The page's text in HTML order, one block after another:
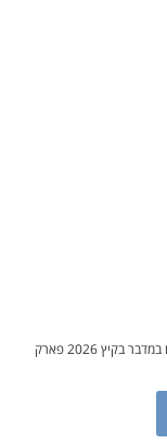
אקסטרים ומים במדבר בקיץ 2026 פארק